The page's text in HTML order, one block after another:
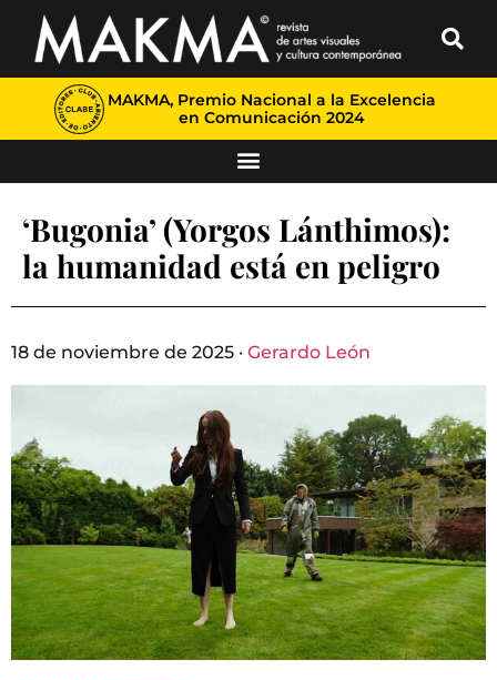
MAKMA, Premio Nacional a la Excelencia
en Comunicación 2024
‘Bugonia’ (Yorgos Lánthimos):
la humanidad está en peligro
18 de noviembre de 2025 · Gerardo León